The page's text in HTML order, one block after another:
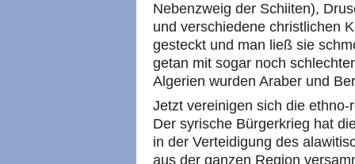
Nebenzweig der Schiiten),
und verschiedene christlichen
gesteckt und man ließ sie
getan mit sogar noch
Algerien wurden Araber und
Jetzt vereinigen sich die
Der syrische Bürgerkrieg hat
in der Verteidigung des
aus der ganzen Region